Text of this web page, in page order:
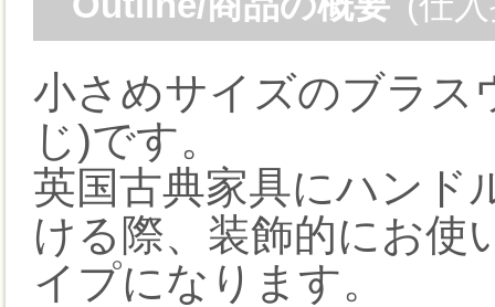
小さめサイズのブラス
じ)です。
英国古典家具にハンド
ける際、装飾的にお使
イプになります。